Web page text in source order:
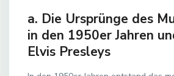
a. Die Ursprünge des
in den 1950er Jahren
Elvis Presleys